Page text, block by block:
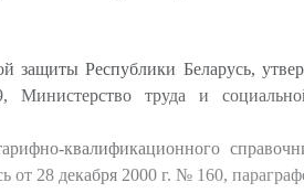
защиты Республики Беларусь,
труда и
квалификационного
28 декабря 2000 г. № 160,